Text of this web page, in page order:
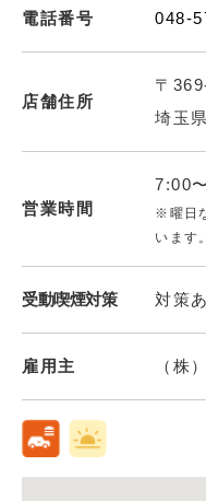
電話番号 048-
店舗住所
〒
埼玉
営業時間
7:00
※曜日
います
受動喫煙対策 対策
雇用主 （株